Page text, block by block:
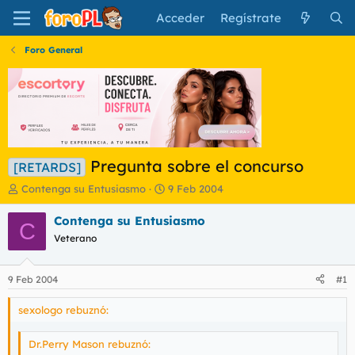
Acceder Regístrate
Foro General
[RETARDS] Pregunta sobre el concurso
I
n
i
c
a
d
o
r
d
e
Contenga su Entusiasmo
F
e
c
i
n
c
9 Feb 2004
C Contenga su Entusiasmo
Veterano
9 Feb 2004 #1
sexologo rebuznó:
Dr.Perry Mason rebuznó: